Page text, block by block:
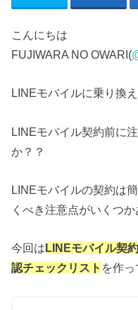
こんにちは
FUJIWARA NO OWARI(
LINEモバイルに乗り換
LINEモバイル契約前に
か？？
LINEモバイルの契約は
くべき注意点がいくつか
今回は LINEモバイル契
認チェックリスト を作っ